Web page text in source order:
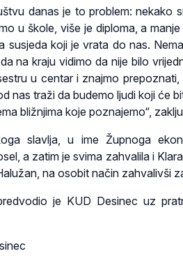
danas je to problem: nekako
u škole, više je diploma, a
susjeda koji je vrata do nas.
na kraju vidimo da nije bilo
u centar i znajmo
nas traži da budemo ljudi koji će
bližnjima koje poznajemo“,
slavlja, u ime Župnoga
a zatim je svima zahvalila i
na osobit način zahvalivši
je KUD Desinec uz